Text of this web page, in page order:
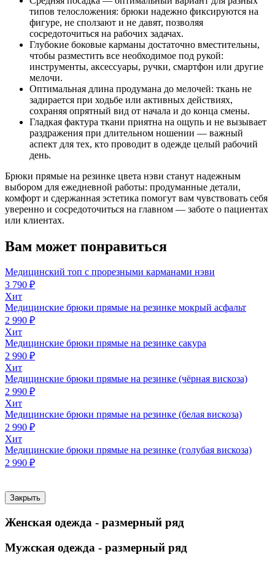
типов телосложения: брюки надежно фиксируются на
фигуре, не сползают и не давят, позволяя
сосредоточиться на рабочих задачах.
Глубокие боковые карманы достаточно вместительны,
чтобы разместить все необходимое под рукой:
инструменты, аксессуары, ручки, смартфон или другие
мелочи.
Оптимальная длина продумана до мелочей: ткань не
задирается при ходьбе или активных действиях,
сохраняя опрятный вид от начала и до конца смены.
Гладкая фактура ткани приятна на ощупь и не вызывает
раздражения при длительном ношении — важный
аспект для тех, кто проводит в одежде целый рабочий
день.
Брюки прямые на резинке цвета нэви станут надежным
выбором для ежедневной работы: продуманные детали,
комфорт и сдержанная эстетика помогут вам чувствовать себя
уверенно и сосредоточиться на главном — заботе о пациентах
или клиентах.
Вам может понравиться
Медицинский топ с прорезными карманами нэви
3 790 ₽
Хит
Медицинские брюки прямые на резинке мокрый асфальт
2 990 ₽
Хит
Медицинские брюки прямые на резинке сакура
2 990 ₽
Хит
Медицинские брюки прямые на резинке (чёрная вискоза)
2 990 ₽
Хит
Медицинские брюки прямые на резинке (белая вискоза)
2 990 ₽
Хит
Медицинские брюки прямые на резинке (голубая вискоза)
2 990 ₽
Закрыть
Женская одежда - размерный ряд
Мужская одежда - размерный ряд